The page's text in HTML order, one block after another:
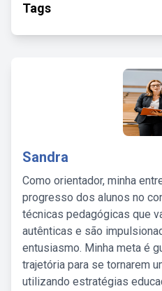
Tags
Sandra
Como orientador, minha
progresso dos alunos no
técnicas pedagógicas que
autênticas e são
entusiasmo. Minha meta é
trajetória para se tornarem
utilizando estratégias